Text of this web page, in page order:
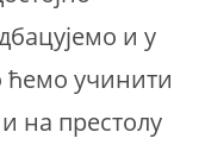
и у
ћемо учинити
на престолу